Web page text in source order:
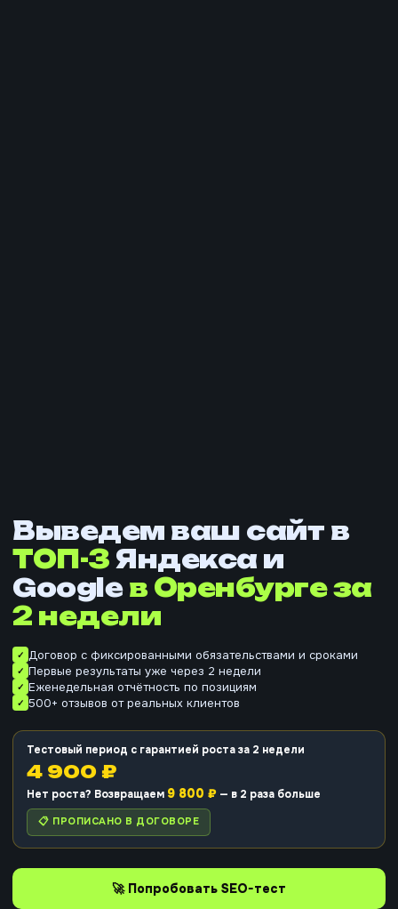
Выведем ваш сайт в
ТОП-3 Яндекса и
Google в Оренбурге за
2 недели
Договор с фиксированными обязательствами и сроками
Первые результаты уже через 2 недели
Еженедельная отчётность по позициям
500+ отзывов от реальных клиентов
Тестовый период с гарантией роста за 2 недели
4 900 ₽
Нет роста? Возвращаем 9 800 ₽ — в 2 раза больше
📋 ПРОПИСАНО В ДОГОВОРЕ
🚀 Попробовать SEO-тест